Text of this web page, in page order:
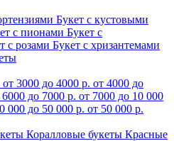
Букет с кустовыми
с пионами Букет с
с розами Букет с хризантемами
от 3000 до 4000 р. от 4000 до
6000 до 7000 р. от 7000 до 10 000
000 до 50 000 р. от 50 000 р.
Коралловые букеты Красные